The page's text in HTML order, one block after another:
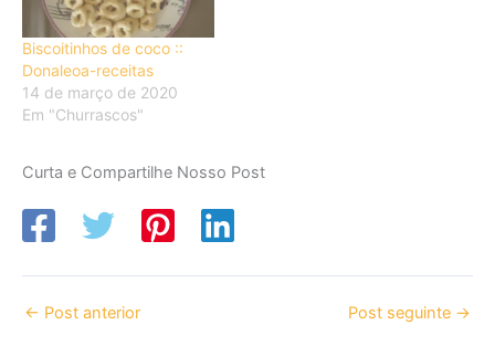
Biscoitinhos de coco ::
Donaleoa-receitas
14 de março de 2020
Em "Churrascos"
Curta e Compartilhe Nosso Post
← Post anterior Post seguinte →